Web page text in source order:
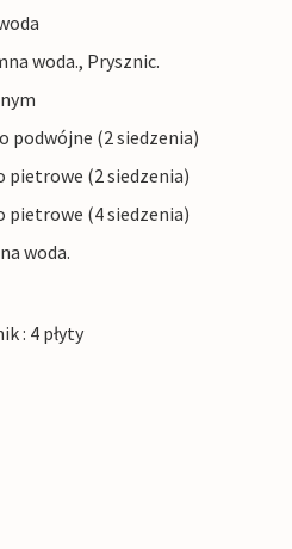
woda., Prysznic.
podwójne (2 siedzenia)
pietrowe (2 siedzenia)
pietrowe (4 siedzenia)
woda.
: 4 płyty